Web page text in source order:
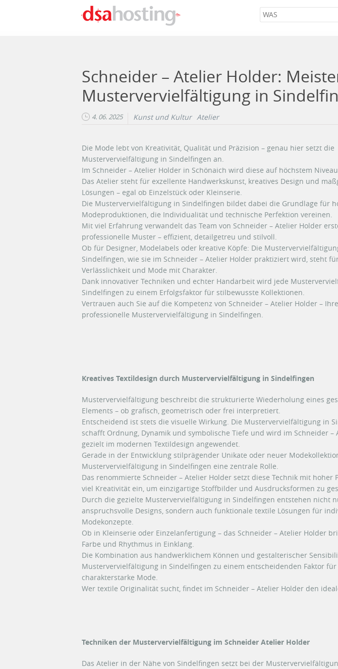
Schneider – Atelier Holder:
Mustervervielfältigung in
4. 06. 2025 Kunst und Kultur Atelier
Die Mode lebt von Kreativität, Qualität und Präzision – genau hier setzt die
Mustervervielfältigung in Sindelfingen an.
Im Schneider – Atelier Holder in Schönaich wird diese auf höchstem
Das Atelier steht für exzellente Handwerkskunst, kreatives Design und
Lösungen – egal ob Einzelstück oder Kleinserie.
Die Mustervervielfältigung in Sindelfingen bildet dabei die Grundlage für
Modeproduktionen, die Individualität und technische Perfektion vereinen.
Mit viel Erfahrung verwandelt das Team von Schneider – Atelier Holder
professionelle Muster – effizient, detailgetreu und stilvoll.
Ob für Designer, Modelabels oder kreative Köpfe: Die
Sindelfingen, wie sie im Schneider – Atelier Holder praktiziert wird, steht
Verlässlichkeit und Mode mit Charakter.
Dank innovativer Techniken und echter Handarbeit wird jede
Sindelfingen zu einem Erfolgsfaktor für stilbewusste Kollektionen.
Vertrauen auch Sie auf die Kompetenz von Schneider – Atelier Holder –
professionelle Mustervervielfältigung in Sindelfingen.
Kreatives Textildesign durch Mustervervielfältigung in Sindelfingen
Mustervervielfältigung beschreibt die strukturierte Wiederholung eines
Elements – ob grafisch, geometrisch oder frei interpretiert.
Entscheidend ist stets die visuelle Wirkung. Die Mustervervielfältigung in
schafft Ordnung, Dynamik und symbolische Tiefe und wird im Schneider –
gezielt im modernen Textildesign angewendet.
Gerade in der Entwicklung stilprägender Unikate oder neuer
Mustervervielfältigung in Sindelfingen eine zentrale Rolle.
Das renommierte Schneider – Atelier Holder setzt diese Technik mit hoher
viel Kreativität ein, um einzigartige Stoffbilder und Ausdrucksformen zu
Durch die gezielte Mustervervielfältigung in Sindelfingen entstehen nicht
anspruchsvolle Designs, sondern auch funktionale textile Lösungen für
Modekonzepte.
Ob in Kleinserie oder Einzelanfertigung – das Schneider – Atelier Holder
Farbe und Rhythmus in Einklang.
Die Kombination aus handwerklichem Können und gestalterischer
Mustervervielfältigung in Sindelfingen zu einem entscheidenden Faktor
charakterstarke Mode.
Wer textile Originalität sucht, findet im Schneider – Atelier Holder den
Techniken der Mustervervielfältigung im Schneider Atelier Holder
Das Atelier in der Nähe von Sindelfingen setzt bei der